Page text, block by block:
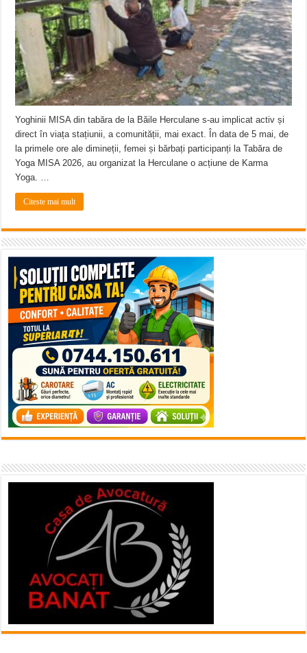
ANUNŢ OPRIRE APĂ în CARANSEBEȘ avarie
ANUNȚ OPRIRE APĂ în Reșița, cartier Țerova – avarie – 04.08.2026
Yoghinii MISA din tabăra de la Băile Herculane s-au implicat activ și
direct în viața stațiunii, a comunității, mai exact. În data de 5 mai, de
la primele ore ale dimineții, femei și bărbați participanți la Tabăra de
Yoga MISA 2026, au organizat la Herculane o acțiune de Karma
Yoga. …
Citeste mai mult